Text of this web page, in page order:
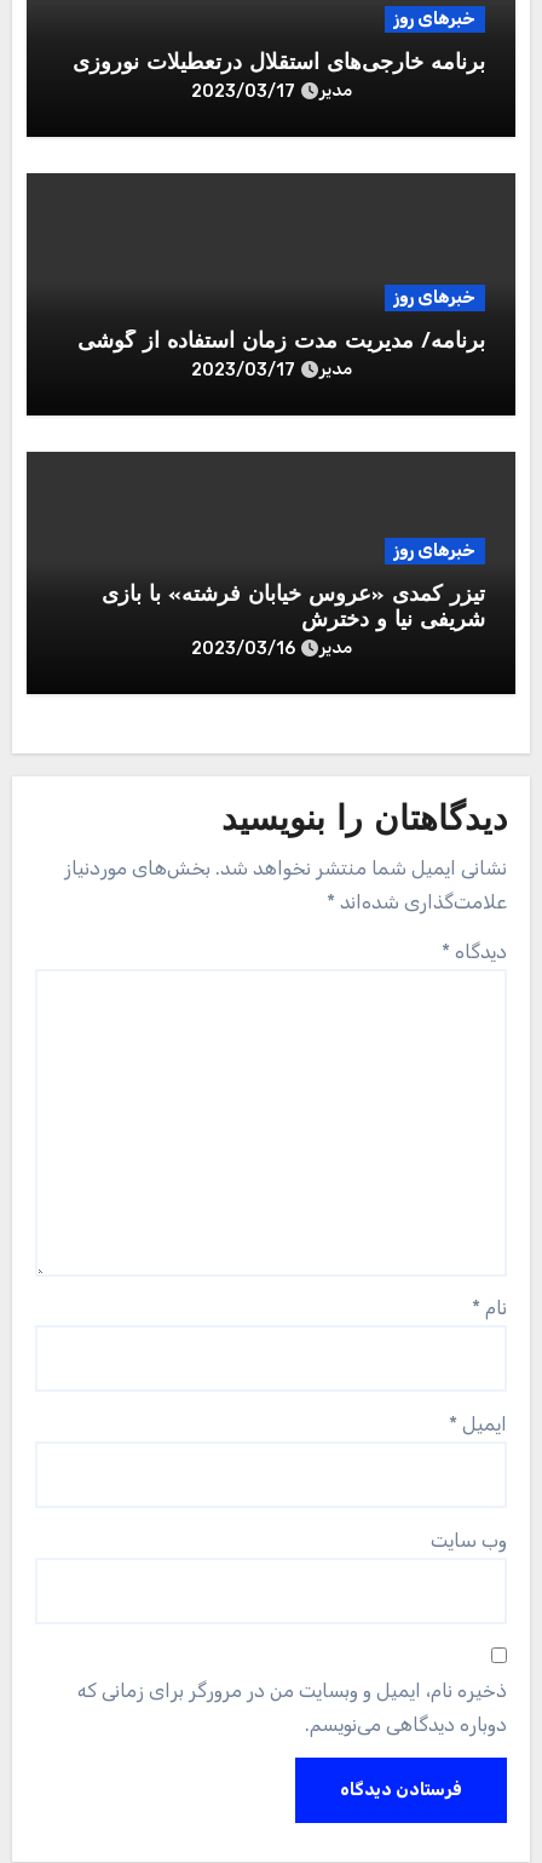
خبرهای روز
برنامه خارجی‌های استقلال درتعطیلات نوروزی
مدیر 2023/03/17
خبرهای روز
برنامه/ مدیریت مدت زمان استفاده از گوشی
مدیر 2023/03/17
خبرهای روز
تیزر کمدی «عروس خیابان فرشته» با بازی
شریفی نیا و دخترش
مدیر 2023/03/16
دیدگاهتان را بنویسید
نشانی ایمیل شما منتشر نخواهد شد. بخش‌های موردنیاز
علامت‌گذاری شده‌اند *
دیدگاه *
نام *
ایمیل *
وب‌ سایت
ذخیره نام، ایمیل و وبسایت من در مرورگر برای زمانی که
دوباره دیدگاهی می‌نویسم.